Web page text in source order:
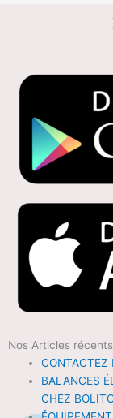
Nos Articles récents
CONTACTEZ
BALANCES
CHEZ